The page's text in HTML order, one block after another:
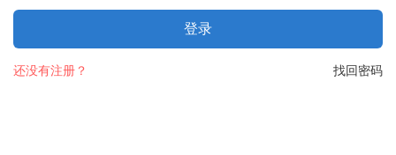
登录
找回密码
还没有注册？